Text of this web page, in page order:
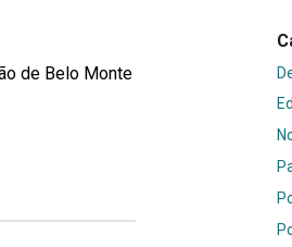
de Belo Monte